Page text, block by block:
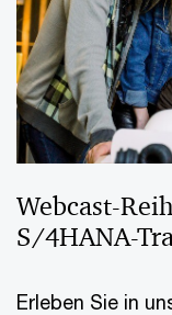
Webcast-
S/4HANA-
Erleben Sie in